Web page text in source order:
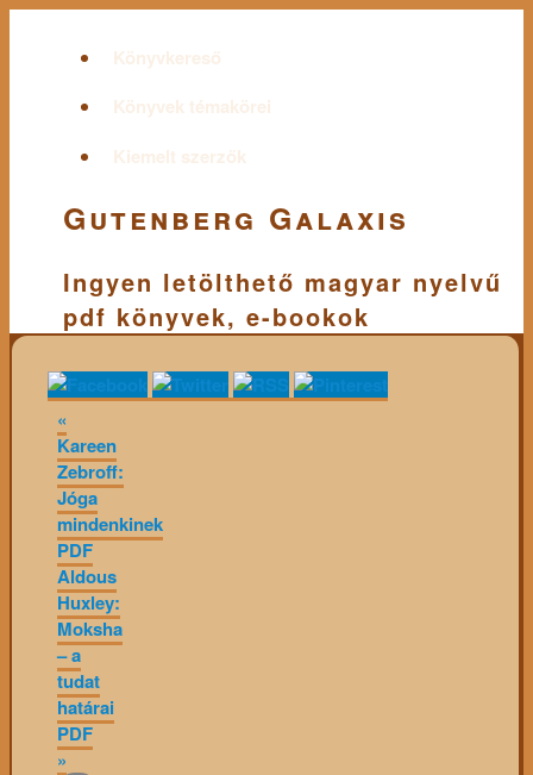
Könyvkereső
Könyvek témakörei
Kiemelt szerzők
Gutenberg Galaxis
Ingyen letölthető magyar nyelvű
pdf könyvek, e-bookok
«
Kareen
Zebroff:
Jóga
mindenkinek
PDF
Aldous
Huxley:
Moksha
– a
tudat
határai
PDF
»